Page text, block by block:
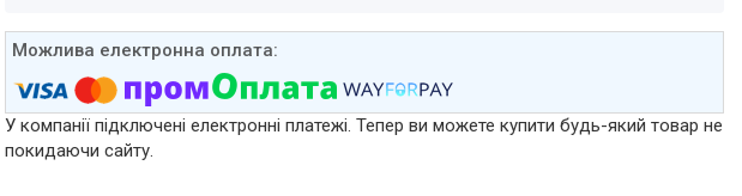
У компанії підключені електронні платежі. Тепер ви можете купити будь-який товар не
покидаючи сайту.